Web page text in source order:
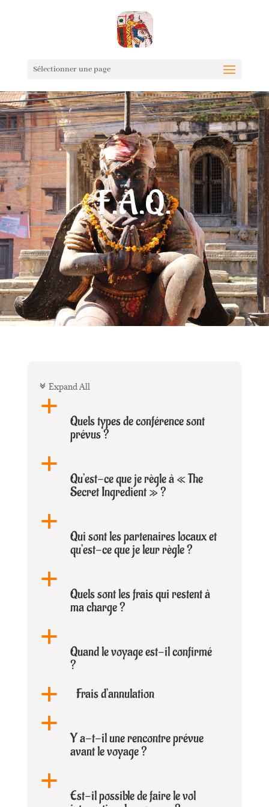
Sélectionner une page
F.A.Q.
c Expand All
a
Quels types de conférence sont
prévus ?
a
Qu’est-ce que je règle à « The
Secret Ingredient » ?
a
Qui sont les partenaires locaux et
qu’est-ce que je leur règle ?
a
Quels sont les frais qui restent à
ma charge ?
a
Quand le voyage est-il confirmé
?
a Frais d’annulation
a
Y a-t-il une rencontre prévue
avant le voyage ?
a
Est-il possible de faire le vol